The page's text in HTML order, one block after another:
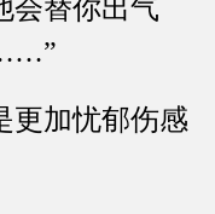
会替你出气
加忧郁伤感